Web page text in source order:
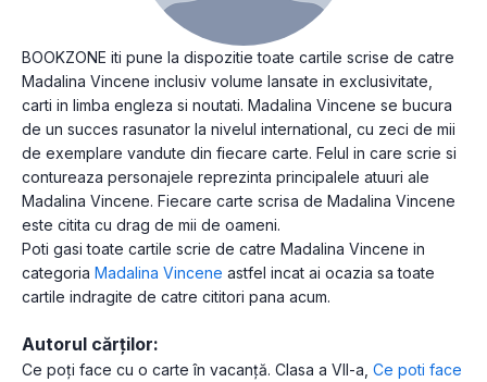
BOOKZONE iti pune la dispozitie toate cartile scrise de catre
Madalina Vincene inclusiv volume lansate in exclusivitate,
carti in limba engleza si noutati. Madalina Vincene se bucura
de un succes rasunator la nivelul international, cu zeci de mii
de exemplare vandute din fiecare carte. Felul in care scrie si
contureaza personajele reprezinta principalele atuuri ale
Madalina Vincene. Fiecare carte scrisa de Madalina Vincene
este citita cu drag de mii de oameni.
Poti gasi toate cartile scrie de catre Madalina Vincene in
categoria Madalina Vincene astfel incat ai ocazia sa toate
cartile indragite de catre cititori pana acum.
Autorul cărților:
Ce poți face cu o carte în vacanță. Clasa a VII-a Ce poti face